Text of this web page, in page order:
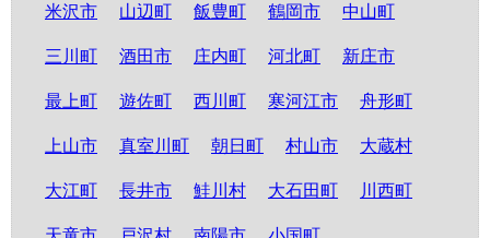
米沢市 山辺町 飯豊町 鶴岡市 中山町
三川町 酒田市 庄内町 河北町 新庄市
最上町 遊佐町 西川町 寒河江市 舟形町
上山市 真室川町 朝日町 村山市 大蔵村
大江町 長井市 鮭川村 大石田町 川西町